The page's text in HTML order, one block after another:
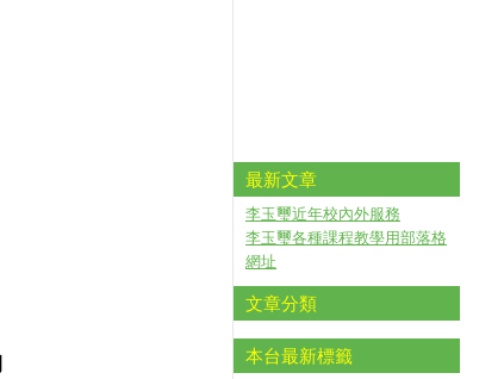
最新文章
李玉璽近年校內外服務
李玉璽各種課程教學用部落格
網址
文章分類
本台最新標籤